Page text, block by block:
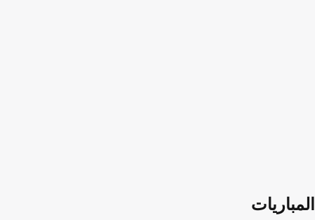
المباريات